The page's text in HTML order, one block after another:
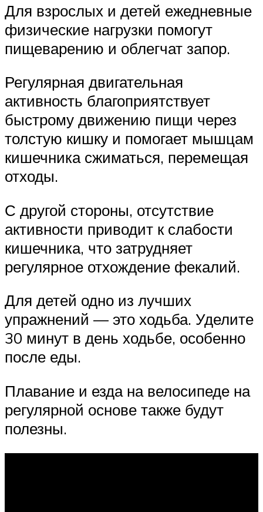
Для взрослых и детей ежедневные
физические нагрузки помогут
пищеварению и облегчат запор.
Регулярная двигательная
активность благоприятствует
быстрому движению пищи через
толстую кишку и помогает мышцам
кишечника сжиматься, перемещая
отходы.
С другой стороны, отсутствие
активности приводит к слабости
кишечника, что затрудняет
регулярное отхождение фекалий.
Для детей одно из лучших
упражнений — это ходьба. Уделите
30 минут в день ходьбе, особенно
после еды.
Плавание и езда на велосипеде на
регулярной основе также будут
полезны.